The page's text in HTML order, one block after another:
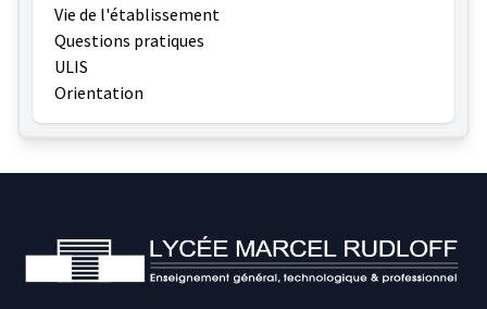
Vie de l'établissement
Questions pratiques
ULIS
Orientation